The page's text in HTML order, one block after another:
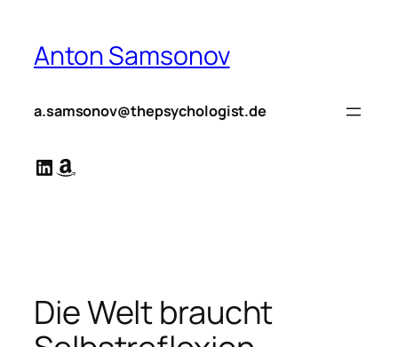
springen
Anton Samsonov
a.samsonov@thepsychologist.de
LinkedIn
Amazon
Die Welt braucht